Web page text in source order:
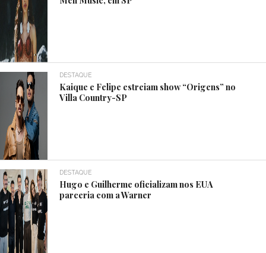
DESTAQUE
Kaique e Felipe estreiam show “Origens” no
Villa Country-SP
DESTAQUE
Hugo e Guilherme oficializam nos EUA
parceria com a Warner